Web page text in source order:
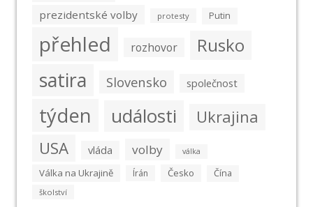
prezidentské volby protesty Putin
přehled rozhovor Rusko
satira Slovensko společnost
týden události Ukrajina
USA vláda volby válka
Válka na Ukrajině Írán Česko Čína
školství